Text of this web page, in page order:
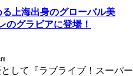
上海出身のグローバル美
のグラビアに登場！
して『ラブライブ！スーパー